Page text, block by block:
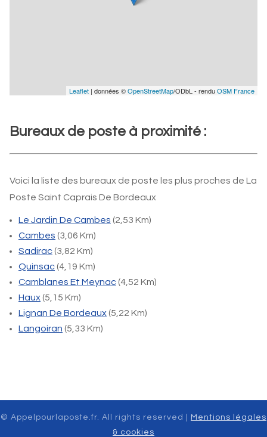
Leaflet | données ©OpenStreetMap/ODbL - renduOSM France
Bureaux de poste à proximité :
Voici la liste des bureaux de poste les plus proches de La
Poste Saint Caprais De Bordeaux
Le Jardin De Cambes (2,53 Km)
Cambes (3,06 Km)
Sadirac(3,82 Km)
Quinsac(4,19 Km)
Camblanes Et Meynac(4,52 Km)
Haux(5,15 Km)
Lignan De Bordeaux(5,22 Km)
Langoiran (5,33 Km)
© Appelpourlaposte.fr. All rights reserved |
Mentions légales
& cookies